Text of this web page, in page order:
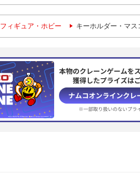
フィギュア・ホビー キーホルダー・マ
本物のクレーンゲームを
獲得したプライズは
ナムコオンラインクレ
※一部取り扱いのないプラ